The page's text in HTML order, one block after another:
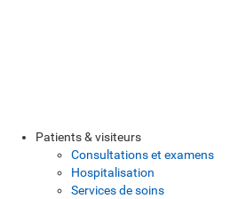
Patients & visiteurs
Consultations et examens
Hospitalisation
Services de soins